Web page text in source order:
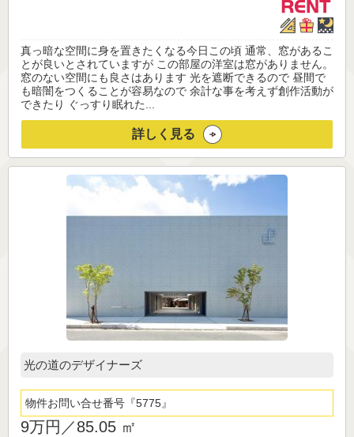
真っ暗な空間に身を置きたくなる今日この頃 通常、窓があるこ
とが良いとされていますが この部屋の洋室は窓がありません。
窓のない空間にも良さはあります 光を遮断できるので 昼間で
も暗闇をつくることが容易なので 余計な事を考えず創作活動が
できたり ぐっすり眠れた...
詳しく見る
光の道のデザイナーズ
物件お問い合せ番号 5775
9万円／85.05 ㎡